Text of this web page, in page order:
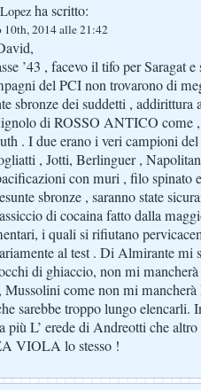
ha scritto:
10th, 2014 alle 21:42
’43 , facevo il tifo per Saragat
del PCI non trovarono di
sbronze dei suddetti ,
di ROSSO ANTICO come ,
. I due erano i veri campioni
, Jotti, Berlinguer ,
con muri , filo spinato
sbronze , saranno state
di cocaina fatto dalla
i quali si rifiutano
al test . Di Almirante mi
di ghiaccio, non mi
Mussolini come non mi
sarebbe troppo lungo elencarli.
più L’ erede di Andreotti che altro
VIOLA lo stesso !